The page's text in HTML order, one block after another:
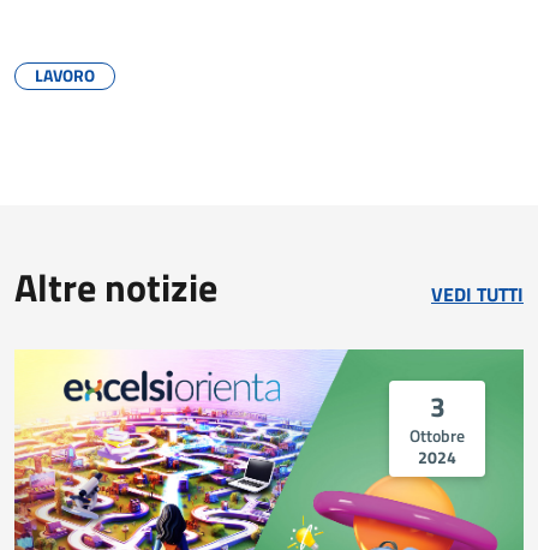
LAVORO
Altre notizie VEDI TUTTI
3
Ottobre
2024